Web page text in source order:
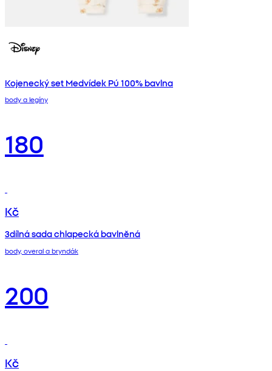
Kojenecký set Medvídek Pú 100% bavlna
body a legíny
180
Kč
3dílná sada chlapecká bavlněná
body, overal a bryndák
200
Kč